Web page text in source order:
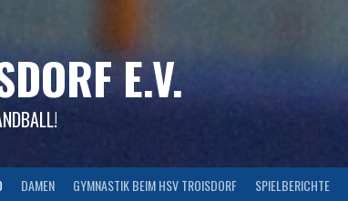
E.V.
DAMEN GYMNASTIK BEIM HSV TROISDORF SPIELBERICHTE